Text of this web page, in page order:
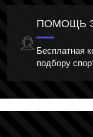
ПОМОЩЬ
Бесплатная
подбору